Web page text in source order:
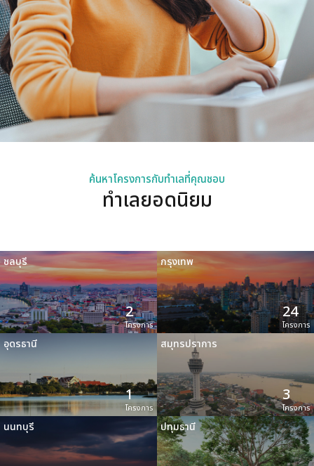
ค้นหาโครงการกับทำเลที่คุณชอบ
ทำเลยอดนิยม
ชลบุรี
2
โครงการ
กรุงเทพ
24
โครงการ
อุดรธานี
1
โครงการ
สมุทรปราการ
3
โครงการ
นนทบุรี ปทุมธานี